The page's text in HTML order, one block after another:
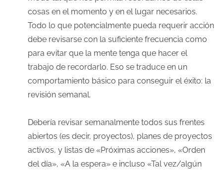
cosas en el momento y en el lugar necesarios.
Todo lo que potencialmente pueda requerir acción
debe revisarse con la suficiente frecuencia como
para evitar que la mente tenga que hacer el
trabajo de recordarlo. Eso se traduce en un
comportamiento básico para conseguir el éxito: la
revisión semanal.
Debería revisar semanalmente todos sus frentes
abiertos (es decir, proyectos), planes de proyectos
activos, y listas de «Próximas acciones», «Orden
del día», «A la espera» e incluso «Tal vez/algún